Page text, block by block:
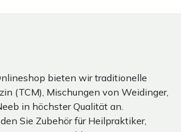
bieten wir traditionelle
(TCM), Mischungen von Weidinger,
in höchster Qualität an.
Sie Zubehör für Heilpraktiker,